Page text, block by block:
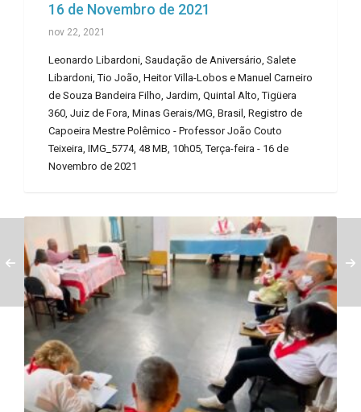
16 de Novembro de 2021
nov 22, 2021
Leonardo Libardoni, Saudação de Aniversário, Salete
Libardoni, Tio João, Heitor Villa-Lobos e Manuel Carneiro
de Souza Bandeira Filho, Jardim, Quintal Alto, Tigüera
360, Juiz de Fora, Minas Gerais/MG, Brasil, Registro de
Capoeira Mestre Polêmico - Professor João Couto
Teixeira, IMG_5774, 48 MB, 10h05, Terça-feira - 16 de
Novembro de 2021